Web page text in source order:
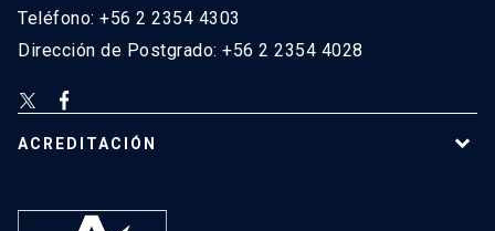
Teléfono: +56 2 2354 4303
Dirección de Postgrado: +56 2 2354 4028
ACREDITACIÓN